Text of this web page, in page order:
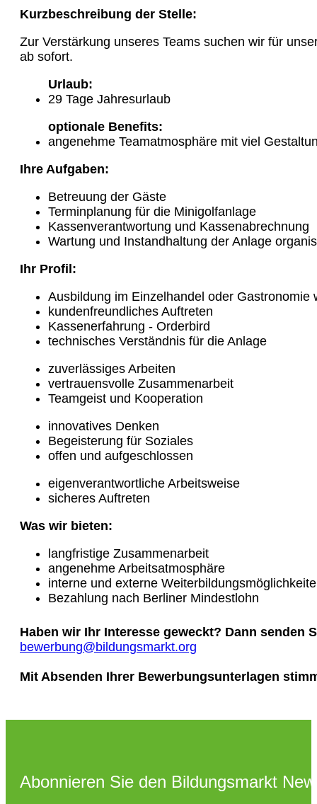
Kurzbeschreibung der Stelle:
Zur Verstärkung unseres Teams suchen wir für
ab sofort.
Urlaub:
29 Tage Jahresurlaub
optionale Benefits:
angenehme Teamatmosphäre mit viel
Ihre Aufgaben:
Betreuung der Gäste
Terminplanung für die Minigolfanlage
Kassenverantwortung und Kassenabrechnung
Wartung und Instandhaltung der Anlage
Ihr Profil:
Ausbildung im Einzelhandel oder Gastronomie
kundenfreundliches Auftreten
Kassenerfahrung - Orderbird
technisches Verständnis für die Anlage
zuverlässiges Arbeiten
vertrauensvolle Zusammenarbeit
Teamgeist und Kooperation
innovatives Denken
Begeisterung für Soziales
offen und aufgeschlossen
eigenverantwortliche Arbeitsweise
sicheres Auftreten
Was wir bieten:
langfristige Zusammenarbeit
angenehme Arbeitsatmosphäre
interne und externe
Bezahlung nach Berliner Mindestlohn
Haben wir Ihr Interesse geweckt? Dann senden
bewerbung@bildungsmarkt.org
Mit Absenden Ihrer Bewerbungsunterlagen
Abonnieren Sie den Bildungsmarkt